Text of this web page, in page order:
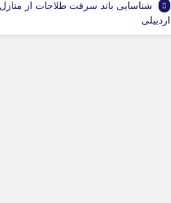
شناسایی باند سرقت طلاجات از
اردبیلی